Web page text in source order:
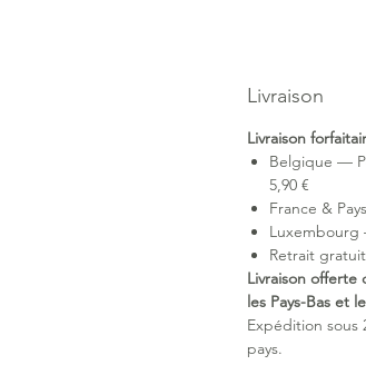
Livraison
Livraison
Belgique —
5,90 €
France &
Luxembourg
Retrait
Livraison offerte
les Pays-Bas et
Expédition sous
pays.